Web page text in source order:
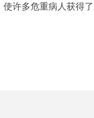
许多危重病人获得